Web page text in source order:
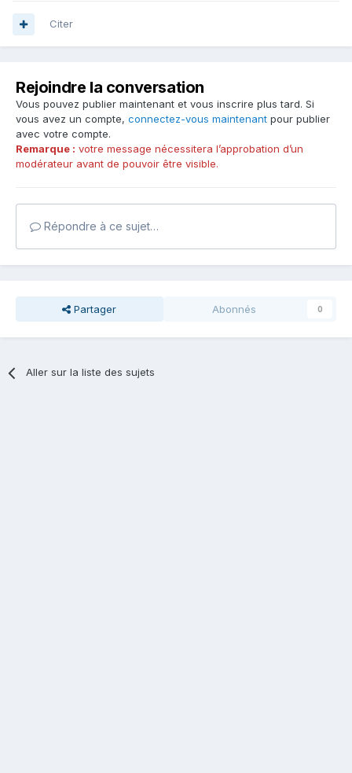
Citer
Rejoindre la conversation
Vous pouvez publier maintenant et vous inscrire plus tard. Si
vous avez un compte, connectez-vous maintenant pour publier
avec votre compte.
Remarque : votre message nécessitera l’approbation d’un
modérateur avant de pouvoir être visible.
Répondre à ce sujet…
Partager Abonnés 0
Aller sur la liste des sujets